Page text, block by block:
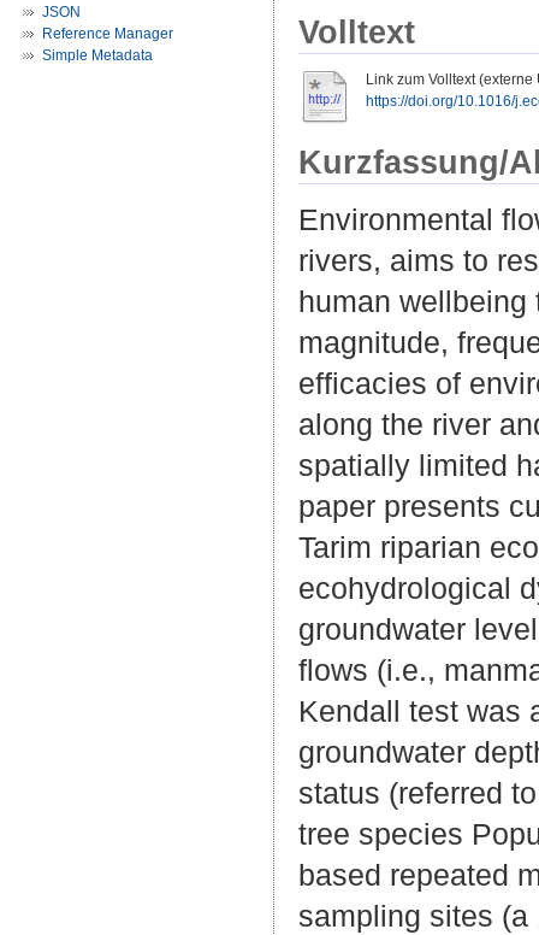
JSON
Reference Manager
Simple Metadata
Volltext
Link zum Volltext (externe
https://doi.org/10.1016/
Kurzfassung/
Environmental
rivers, aims to
human
magnitude,
efficacies of
along the river
spatially limited
paper presents
Tarim riparian
ecohydrological
groundwater
flows (i.e.,
Kendall test was
groundwater
status (referred
tree species
based repeated
sampling sites